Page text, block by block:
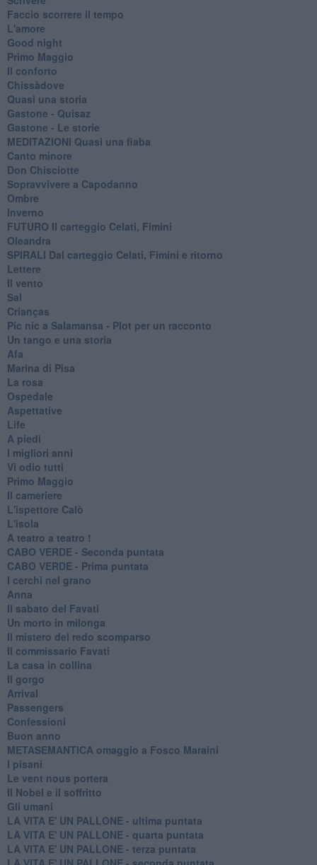
Faccio scorrere il tempo
L'amore
Good night
Primo Maggio
Il conforto
Chissàdove
Quasi una storia
Gastone - Quisaz
Gastone - Le storie
MEDITAZIONI Quasi una fiaba
Canto minore
Don Chisciotte
Sopravvivere a Capodanno
Ombre
Inverno
FUTURO Il carteggio Celati, Fimini
Oleandra
SPIRALI Dal carteggio Celati, Fimini e ritorno
Lettere
Il vento
Sal
Crianças
Pic nic a Salamansa - Plot per un racconto
Un tango e una storia
Afa
Marina di Pisa
La rosa
Ospedale
Aspettative
Life
A piedi
I migliori anni
Vi odio tutti
Primo Maggio
Il cameriere
L'ispettore Calò
L'isola
A teatro a teatro !
CABO VERDE - Seconda puntata
CABO VERDE - Prima puntata
I cerchi nel grano
Anna
Il sabato del Favati
Un morto in milonga
Il mistero del redo scomparso
Il commissario Favati
La casa in collina
Il gorgo
Arrival
Passengers
Confessioni
Buon anno
METASEMANTICA omaggio a Fosco Maraini
I pisani
Le vent nous portera
Il Nobel e il soffritto
Gli umani
LA VITA E' UN PALLONE - ultima puntata
LA VITA E' UN PALLONE - quarta puntata
LA VITA E' UN PALLONE - terza puntata